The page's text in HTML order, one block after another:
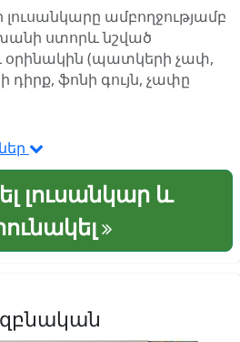
ամբողջությամբ
ստորև նշված
(պատկերի չափ,
դիրք, ֆոնի գույն, չափը
լուսանկար և